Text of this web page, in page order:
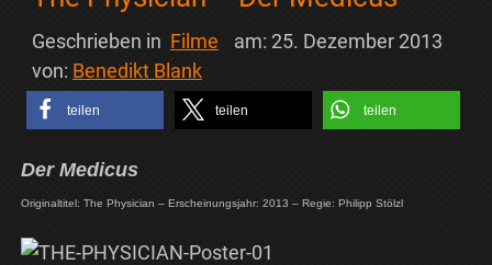
Geschrieben in Filme am: 25. Dezember 2013
von: Benedikt Blank
teilen teilen teilen
Der Medicus
Originaltitel: The Physician – Erscheinungsjahr: 2013 – Regie: Philipp Stölzl